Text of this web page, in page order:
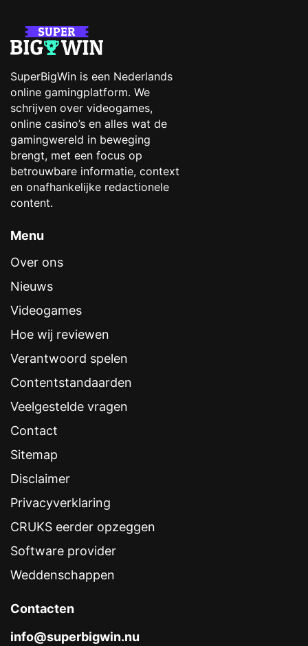
SuperBigWin is een Nederlands
online gamingplatform. We
schrijven over videogames,
online casino’s en alles wat de
gamingwereld in beweging
brengt, met een focus op
betrouwbare informatie, context
en onafhankelijke redactionele
content.
Menu
Over ons
Nieuws
Videogames
Hoe wij reviewen
Verantwoord spelen
Contentstandaarden
Veelgestelde vragen
Contact
Sitemap
Disclaimer
Privacyverklaring
CRUKS eerder opzeggen
Software provider
Weddenschappen
Contacten
info@superbigwin.nu